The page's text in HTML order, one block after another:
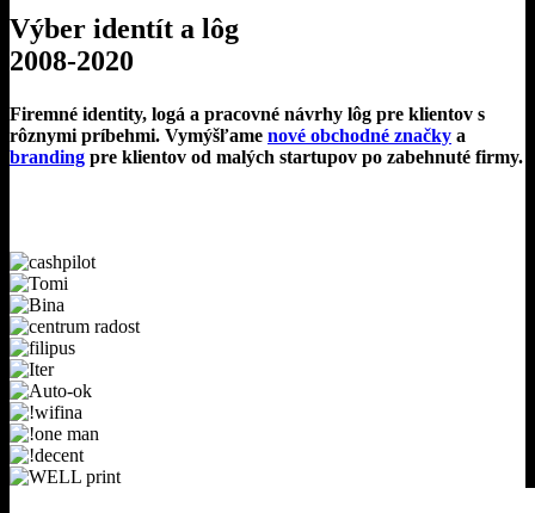
Výber identít a lôg
2008-2020
Firemné identity, logá a pracovné návrhy lôg pre klientov s
rôznymi príbehmi. Vymýšľame nové obchodné značky a
branding pre klientov od malých startupov po zabehnuté firmy.
cashpilot
Tomi
Bina
centrum
radost
filipus
Iter
Auto-
ok
!wifina
!one
man
!decent